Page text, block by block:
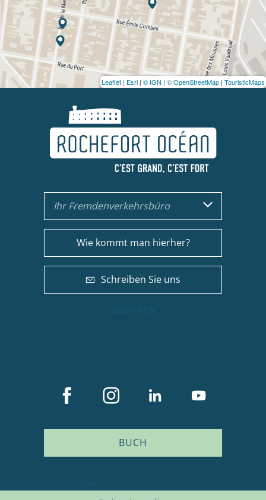
Leaflet | Esri | © IGN | © OpenStreetMap | TouristicMaps
Ihr Fremdenverkehrsbüro
Wie kommt man hierher?
Schreiben Sie uns
BUCH